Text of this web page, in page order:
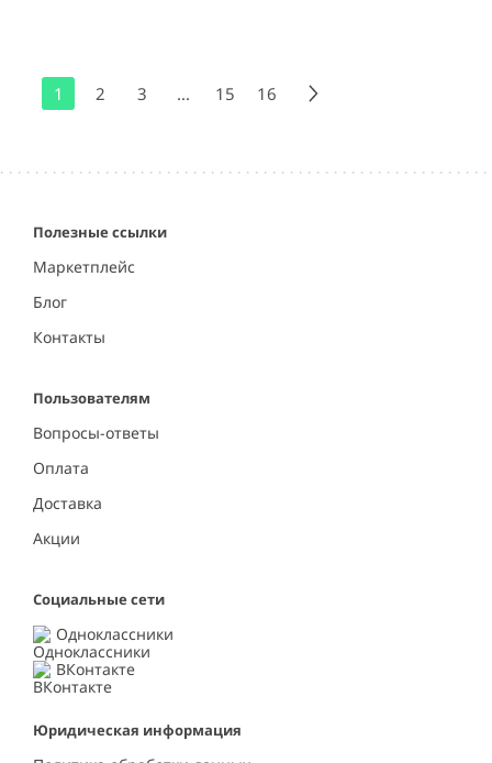
1 2 3 ... 15 16
Полезные ссылки
Маркетплейс
Блог
Контакты
Пользователям
Вопросы-ответы
Оплата
Доставка
Акции
Социальные сети
Одноклассники
ВКонтакте
Юридическая информация